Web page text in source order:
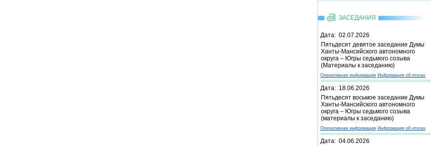
ЗАСЕДАНИЯ
Дата: 02.07.2026
Пятьдесят девятое заседание Думы
Ханты-Мансийского автономного
округа – Югры седьмого созыва
(Материалы к заседанию)
Оперативная информация Информация об итогах
Дата: 18.06.2026
Пятьдесят восьмое заседание Думы
Ханты-Мансийского автономного
округа – Югры седьмого созыва
(материалы к заседанию)
Оперативная информация Информация об итогах
Дата: 04.06.2026